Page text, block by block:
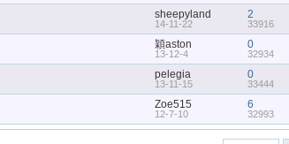
sheepyland
14-11-22
2
33916
穎aston
13-12-4
0
32934
pelegia
13-11-15
0
33444
Zoe515
12-7-10
6
32993